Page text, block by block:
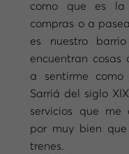
como que es
compras o a
es nuestro
encuentran cosas
a sentirme
Sarriá del siglo
servicios que me
por muy bien
trenes.